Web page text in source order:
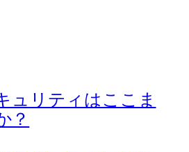
ュリティはここま
？